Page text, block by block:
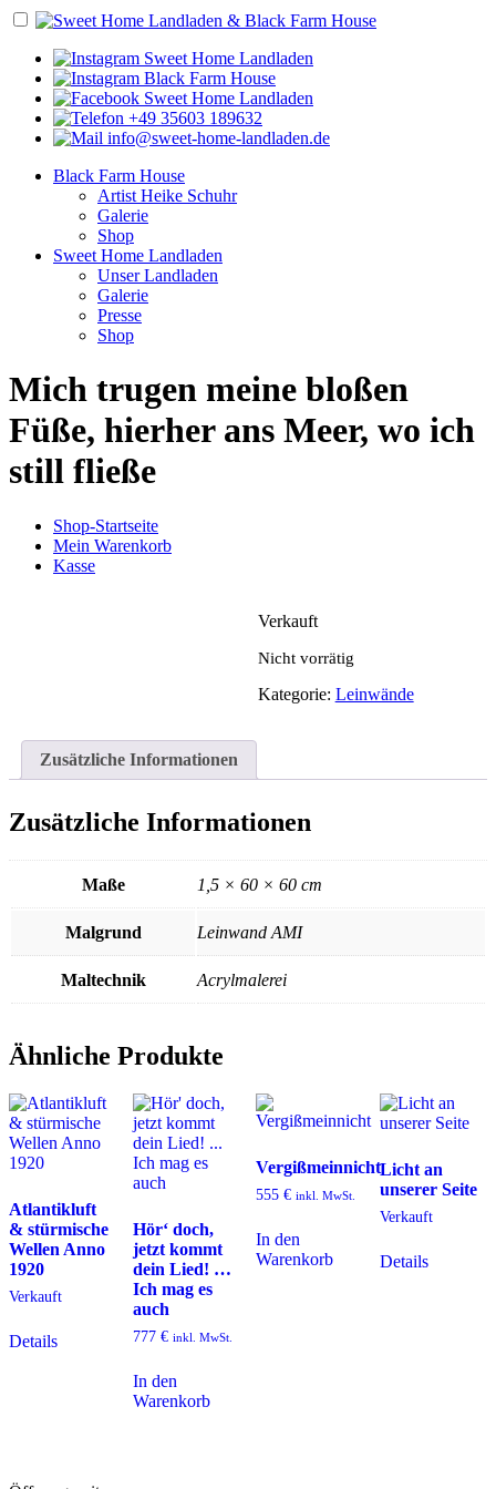
Sweet Home Landladen
Black Farm House
Sweet Home Landladen
+49 35603 189632
info@sweet-home-landladen.de
Black Farm House
Artist Heike Schuhr
Galerie
Shop
Sweet Home Landladen
Unser Landladen
Galerie
Presse
Shop
Mich trugen meine bloßen
Füße, hierher ans Meer, wo ich
still fließe
Shop-Startseite
Mein Warenkorb
Kasse
Verkauft
Nicht vorrätig
Kategorie: Leinwände
Zusätzliche Informationen
Zusätzliche Informationen
Maße 1,5 × 60 × 60 cm
Malgrund Leinwand AMI
Maltechnik Acrylmalerei
Ähnliche Produkte
Atlantikluft
& stürmische
Wellen Anno
1920
Verkauft
Details
Hör‘ doch,
jetzt kommt
dein Lied! …
Ich mag es
auch
777 € inkl. MwSt.
In den
Warenkorb
Vergißmeinnicht
555€ inkl. MwSt.
In den
Warenkorb
Licht an
unserer Seite
Verkauft
Details